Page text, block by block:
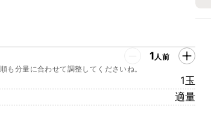
1人前
も分量に合わせて調整してくださいね。
1玉
適量